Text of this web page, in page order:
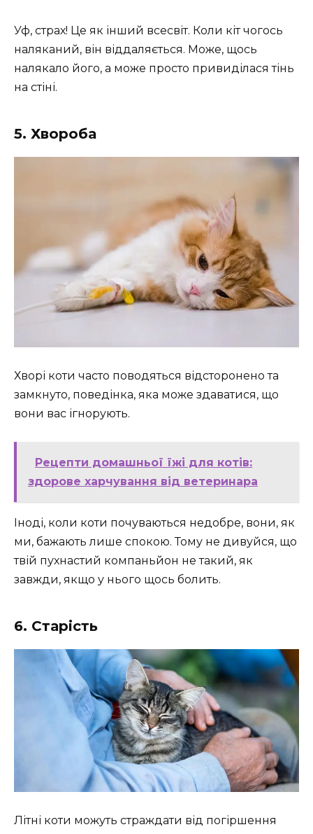
Уф, страх! Це як інший всесвіт. Коли кіт чогось
наляканий, він віддаляється. Може, щось
налякало його, а може просто привиділася тінь
на стіні.
5. Хвороба
Хворі коти часто поводяться відсторонено та
замкнуто, поведінка, яка може здаватися, що
вони вас ігнорують.
Рецепти домашньої їжі для котів:
здорове харчування від ветеринара
Іноді, коли коти почуваються недобре, вони, як
ми, бажають лише спокою. Тому не дивуйся, що
твій пухнастий компаньйон не такий, як
завжди, якщо у нього щось болить.
6. Старість
Літні коти можуть страждати від погіршення